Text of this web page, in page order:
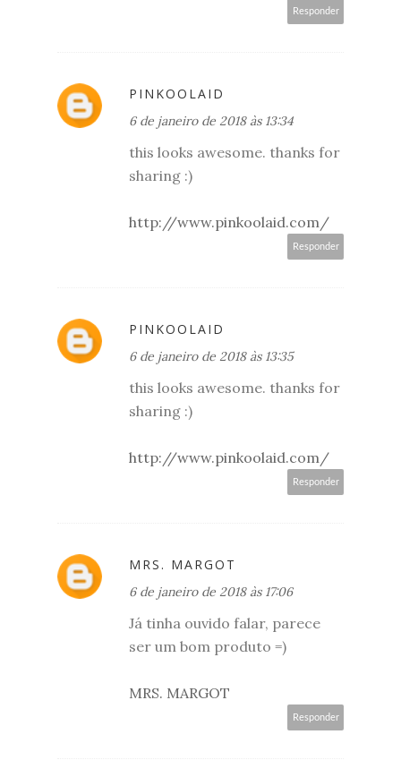
Responder
PINKOOLAID
6 de janeiro de 2018 às 13:34
this looks awesome. thanks for
sharing :)
http://www.pinkoolaid.com/
Responder
PINKOOLAID
6 de janeiro de 2018 às 13:35
this looks awesome. thanks for
sharing :)
http://www.pinkoolaid.com/
Responder
MRS. MARGOT
6 de janeiro de 2018 às 17:06
Já tinha ouvido falar, parece
ser um bom produto =)
MRS. MARGOT
Responder